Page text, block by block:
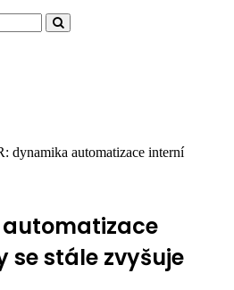
Vyhledávání
dynamika automatizace interní
automatizace
se stále zvyšuje